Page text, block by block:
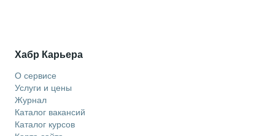
Хабр Карьера
О сервисе
Услуги и цены
Журнал
Каталог вакансий
Каталог курсов